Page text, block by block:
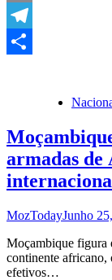
Copy
Link
Telegram
armadas de
MozTodayJunho
Moçambique figura
continente africano,
efetivos…